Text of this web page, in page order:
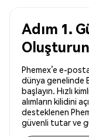
Adım 1.
Oluşturun
Phemex’e e-
dünya genelinde
başlayın. Hızlı
alımların kilidini
desteklenen
güvenli tutar ve